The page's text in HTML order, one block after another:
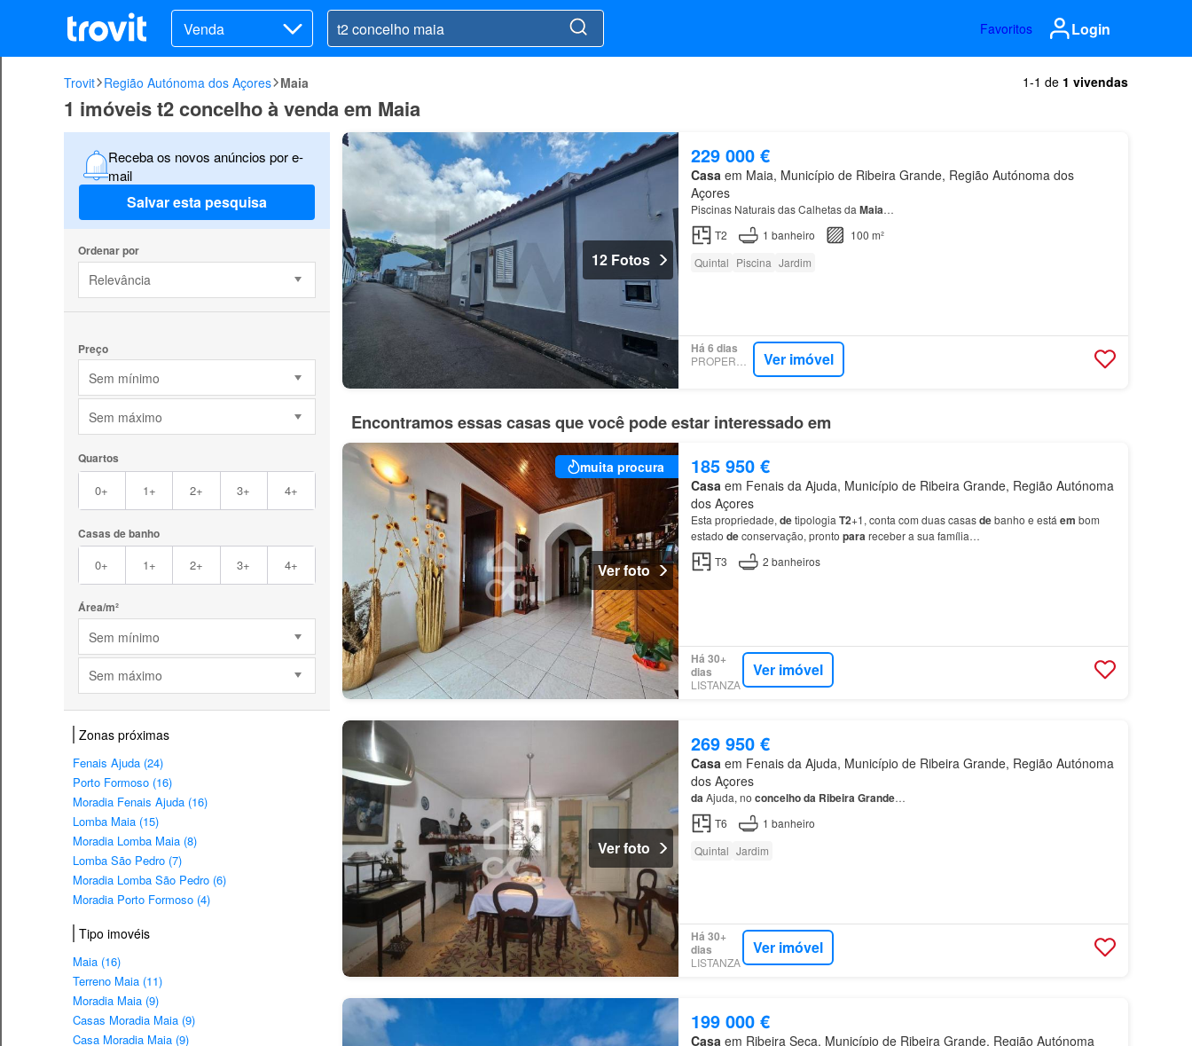
Venda Favoritos Login
Trovit Região Autónoma dos Açores Maia 1-1 de 1 vivendas
1 imóveis t2 concelho à venda em Maia
Receba os novos anúncios por e-
mail
Salvar esta pesquisa
Ordenar por
Relevância
Preço
Sem mínimo
Sem máximo
Quartos
0+ 1+ 2+ 3+ 4+
Casas de banho
0+ 1+ 2+ 3+ 4+
Área/m²
Sem mínimo
Sem máximo
Zonas próximas
Fenais Ajuda (24)
Porto Formoso (16)
Moradia Fenais Ajuda (16)
Lomba Maia (15)
Moradia Lomba Maia (8)
Lomba São Pedro (7)
Moradia Lomba São Pedro (6)
Moradia Porto Formoso (4)
Tipo imovéis
Maia (16)
Terreno Maia (11)
Moradia Maia (9)
Casas Moradia Maia (9)
Casa Moradia Maia (9)
12 Fotos
229 000 €
Casaem Maia, Município de Ribeira Grande, Região Autónoma dos
Açores
Piscinas Naturais das Calhetas da Maia…
T2
1 banheiro
100 m²
Quintal Piscina Jardim
Há 6 dias
PROPERSTAR Ver imóvel
Encontramos essas casas que você pode estar interessado em
muita procura
Ver foto
185 950 €
Casa em Fenais da Ajuda, Município de Ribeira Grande, Região Autónoma
dos Açores
Esta propriedade, detipologia T2+1, conta com duas casasdebanho e está em bom
estado deconservação, pronto parareceber a sua família…
T3
2 banheiros
Há 30+
dias
LISTANZA
Ver imóvel
Ver foto
269 950 €
Casa em Fenais da Ajuda, Município de Ribeira Grande, Região Autónoma
dos Açores
daAjuda, no concelhoda RibeiraGrande…
T6
1 banheiro
Quintal Jardim
Há 30+
dias
LISTANZA
Ver imóvel
199 000 €
Casa em Ribeira Seca, Município de Ribeira Grande, Região Autónoma